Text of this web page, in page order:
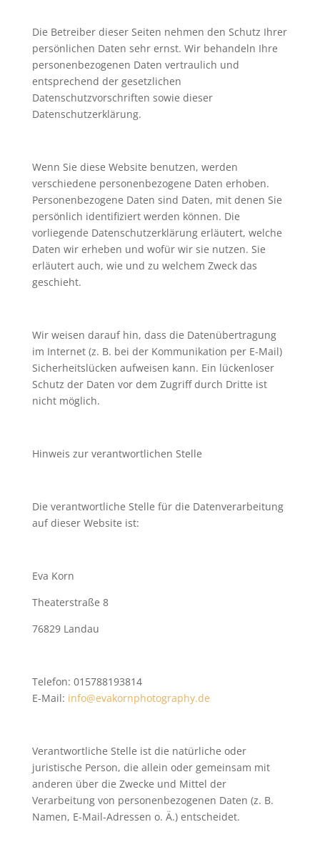
Die Betreiber dieser Seiten nehmen den Schutz Ihrer
persönlichen Daten sehr ernst. Wir behandeln Ihre
personenbezogenen Daten vertraulich und
entsprechend der gesetzlichen
Datenschutzvorschriften sowie dieser
Datenschutzerklärung.
Wenn Sie diese Website benutzen, werden
verschiedene personenbezogene Daten erhoben.
Personenbezogene Daten sind Daten, mit denen Sie
persönlich identifiziert werden können. Die
vorliegende Datenschutzerklärung erläutert, welche
Daten wir erheben und wofür wir sie nutzen. Sie
erläutert auch, wie und zu welchem Zweck das
geschieht.
Wir weisen darauf hin, dass die Datenübertragung
im Internet (z. B. bei der Kommunikation per E-Mail)
Sicherheitslücken aufweisen kann. Ein lückenloser
Schutz der Daten vor dem Zugriff durch Dritte ist
nicht möglich.
Hinweis zur verantwortlichen Stelle
Die verantwortliche Stelle für die Datenverarbeitung
auf dieser Website ist:
Eva Korn
Theaterstraße 8
76829 Landau
Telefon: 015788193814
E-Mail: info@evakornphotography.de
Verantwortliche Stelle ist die natürliche oder
juristische Person, die allein oder gemeinsam mit
anderen über die Zwecke und Mittel der
Verarbeitung von personenbezogenen Daten (z. B.
Namen, E-Mail-Adressen o. Ä.) entscheidet.